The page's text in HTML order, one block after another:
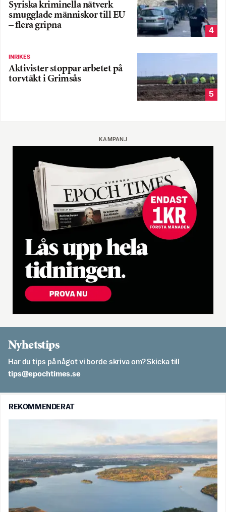
Syriska kriminella nätverk
smugglade människor till EU
– flera gripna
4
INRIKES
Aktivister stoppar arbetet på
torvtäkt i Grimsås
5
KAMPANJ
Nyhetstips
Har du tips på något vi borde skriva om? Skicka till
es.semithcope@spit
REKOMMENDERAT